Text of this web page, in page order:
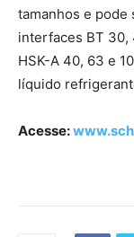
tamanhos e pode
interfaces BT 30,
HSK-A 40, 63 e
líquido
Acesse: